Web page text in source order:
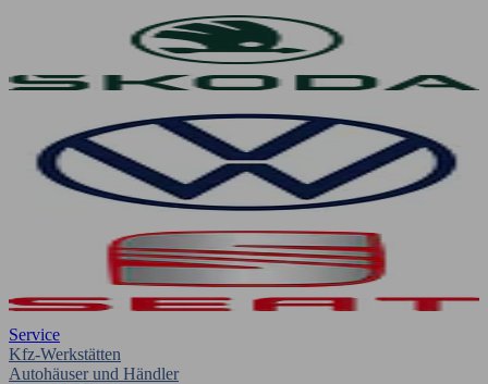
Service
Kfz-Werkstätten
Autohäuser und Händler